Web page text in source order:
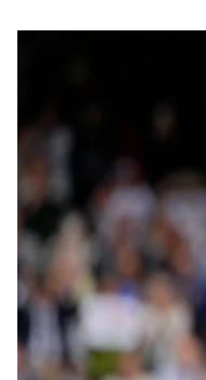
Сербский
Сербский
за карьеру
он сравнялся с
В финале
3 часа и 27 минут.
Итальянцу удалось
Джокович выиграл
партию.